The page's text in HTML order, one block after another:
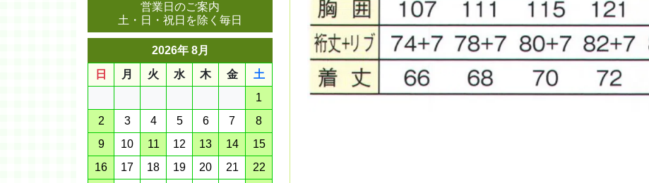
営業日のご案内
土・日・祝日を除く毎日
2026年 8月
日
月 火 水 木 金
土
1
2
3 4 5 6 7
8
9
10 11 12 13 14
15
16
17 18 19 20 21
22